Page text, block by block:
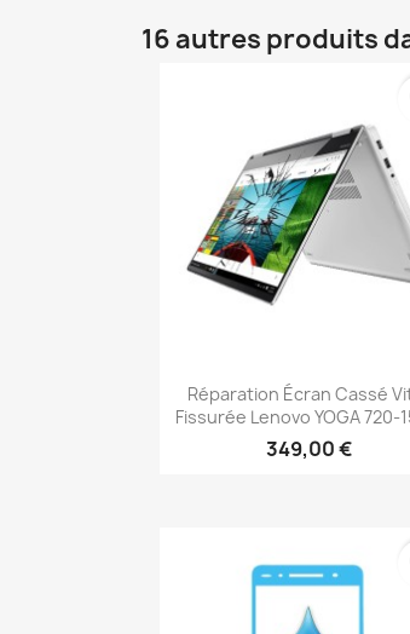
16 autres produits
Aperçu rapide
Réparation Écran Cassé
Fissurée Lenovo YOGA 720-
349,00 €